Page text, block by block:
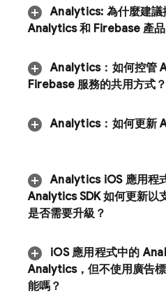
Analytics: 為什麼建
Analytics 和 Firebase 產品
Analytics： 如何控管
Firebase 服務的共用方式？
Analytics： 如何更新
AnalyticsiOS 應用程
Analytics SDK 如何更新以
是否需要升級？
iOS 應用程式中的
Analytics，但不使用廣告
能嗎？